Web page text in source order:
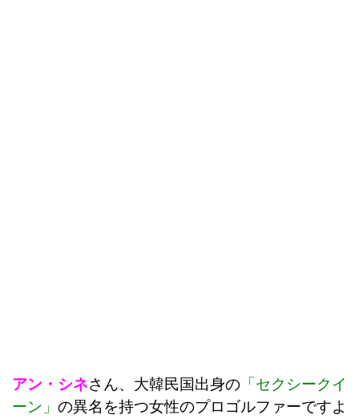
アン・シネさん、大韓民国出身の 「セクシークイ
ーン」 の異名を持つ女性のプロゴルファーですよ